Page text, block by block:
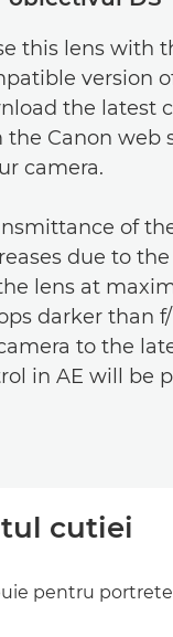
this lens with
version
the latest
Canon web
camera.
of
due to
lens at
darker than f/
to the
in AE will be
cutiei
pentru